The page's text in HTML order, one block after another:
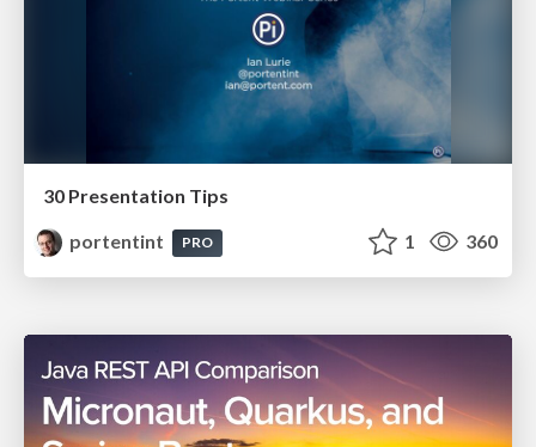
30 Presentation Tips
portentint
PRO 1 360